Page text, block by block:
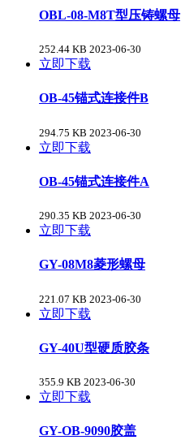
OBL-08-M8T型压铸螺母
252.44 KB 2023-06-30
立即下载
OB-45锚式连接件B
294.75 KB 2023-06-30
立即下载
OB-45锚式连接件A
290.35 KB 2023-06-30
立即下载
GY-08M8菱形螺母
221.07 KB 2023-06-30
立即下载
GY-40U型硬质胶条
355.9 KB 2023-06-30
立即下载
GY-OB-9090胶盖